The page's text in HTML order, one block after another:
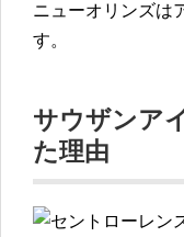
ニューオリンズは
す。
サウザンア
た理由